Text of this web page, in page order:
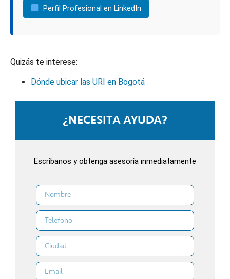
Perfil Profesional en LinkedIn
Quizás te interese:
Dónde ubicar las URI en Bogotá
¿NECESITA AYUDA?
Escríbanos y obtenga asesoría inmediatamente